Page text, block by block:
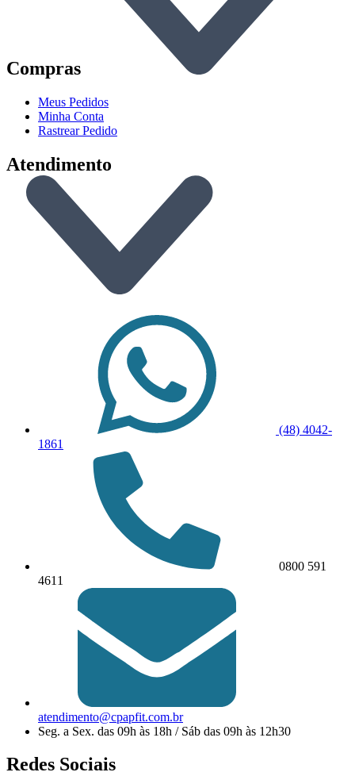
Compras
Meus Pedidos
Minha Conta
Rastrear Pedido
Atendimento
(48) 4042-
1861
0800 591
4611
atendimento@cpapfit.com.br
Seg. a Sex. das 09h às 18h / Sáb das 09h às 12h30
Redes Sociais